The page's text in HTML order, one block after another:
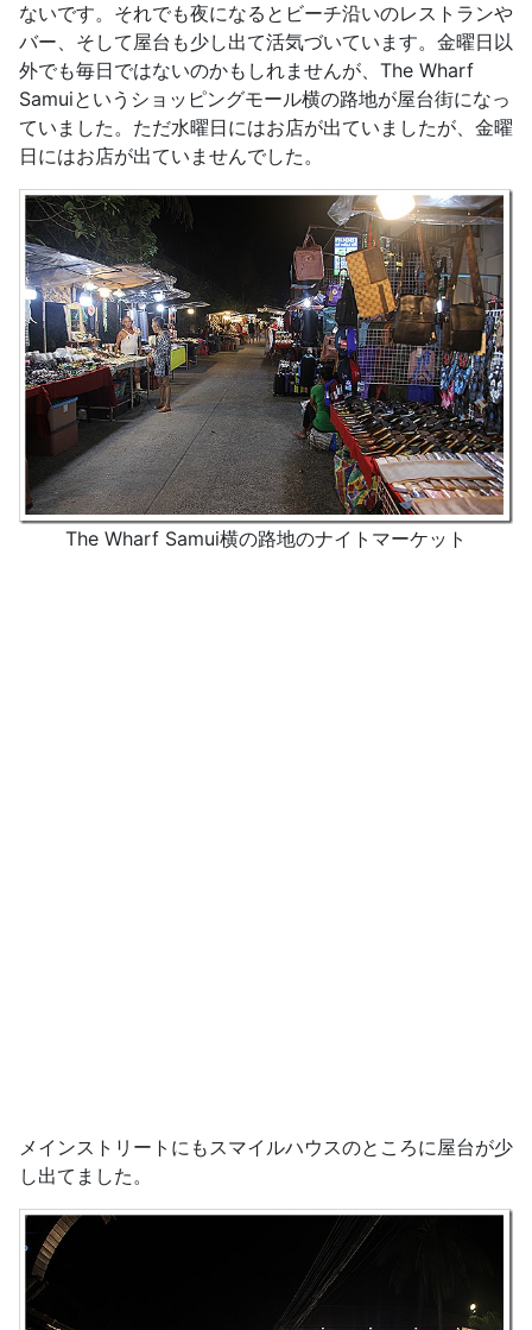
ないです。それでも夜になるとビーチ沿いのレストランや
バー、そして屋台も少し出て活気づいています。金曜日以
外でも毎日ではないのかもしれませんが、The Wharf
Samuiというショッピングモール横の路地が屋台街になっ
ていました。ただ水曜日にはお店が出ていましたが、金曜
日にはお店が出ていませんでした。
The Wharf Samui横の路地のナイトマーケット
メインストリートにもスマイルハウスのところに屋台が少
し出てました。